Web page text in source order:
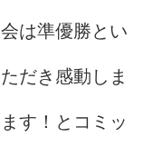
は準優勝とい
だき感動しま
す！とコミッ